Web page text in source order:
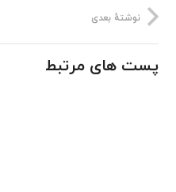
نوشتهٔ بعدی
پست های مرتبط